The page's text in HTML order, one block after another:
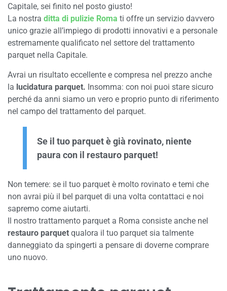
Capitale, sei finito nel posto giusto!
La nostra ditta di pulizie Roma ti offre un servizio davvero
unico grazie all’impiego di prodotti innovativi e a personale
estremamente qualificato nel settore del trattamento
parquet nella Capitale.
Avrai un risultato eccellente e compresa nel prezzo anche
la lucidatura parquet. Insomma: con noi puoi stare sicuro
perché da anni siamo un vero e proprio punto di riferimento
nel campo del trattamento del parquet.
Se il tuo parquet è già rovinato, niente
paura con il restauro parquet!
Non temere: se il tuo parquet è molto rovinato e temi che
non avrai più il bel parquet di una volta contattaci e noi
sapremo come aiutarti.
Il nostro trattamento parquet a Roma consiste anche nel
restauro parquet qualora il tuo parquet sia talmente
danneggiato da spingerti a pensare di doverne comprare
uno nuovo.